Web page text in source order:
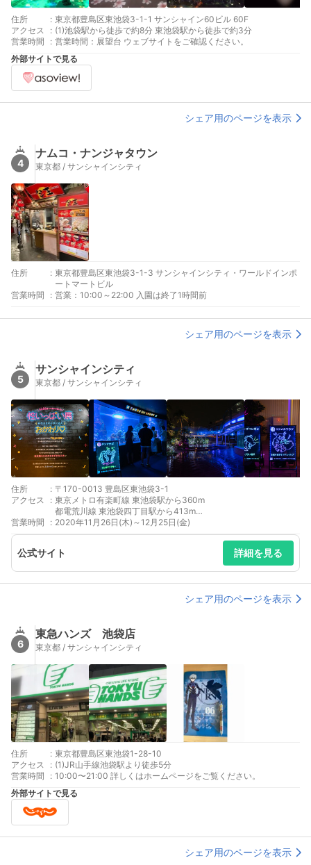
住所 : 東京都豊島区東池袋3-1-1 サンシャイン60ビル 60F
アクセス
:
(1)池袋駅から徒歩で約8分 東池袋駅から徒歩で約3分
営業時間
: 営業時間：展望台 ウェブサイトをご確認ください。
外部サイトで見る
シェア用のページを表示
4
ナムコ・ナンジャタウン
東京都 / サンシャインシティ
住所 : 東京都豊島区東池袋3-1-3 サンシャインシティ・ワールドインポ
ートマートビル
営業時間
: 営業：10:00～22:00 入園は終了1時間前
シェア用のページを表示
5
サンシャインシティ
東京都 / サンシャインシティ
住所 : 〒170-0013 豊島区東池袋3-1
アクセス
: 東京メトロ有楽町線 東池袋駅から360m
都電荒川線 東池袋四丁目駅から413m
都電荒川線 向原駅から483m
都電荒川線 都電雑司ヶ谷駅から542m
JR山手線 池袋駅から777m
東京メトロ丸ノ内線 池袋駅から777m
営業時間 : 2020年11月26日(木)～12月25日(金)
公式サイト 詳細を見る
シェア用のページを表示
6
東急ハンズ 池袋店
東京都 / サンシャインシティ
住所 : 東京都豊島区東池袋1-28-10
アクセス
: (1)JR山手線池袋駅より徒歩5分
営業時間
: 10:00〜21:00 詳しくはホームページをご覧ください。
外部サイトで見る
シェア用のページを表示